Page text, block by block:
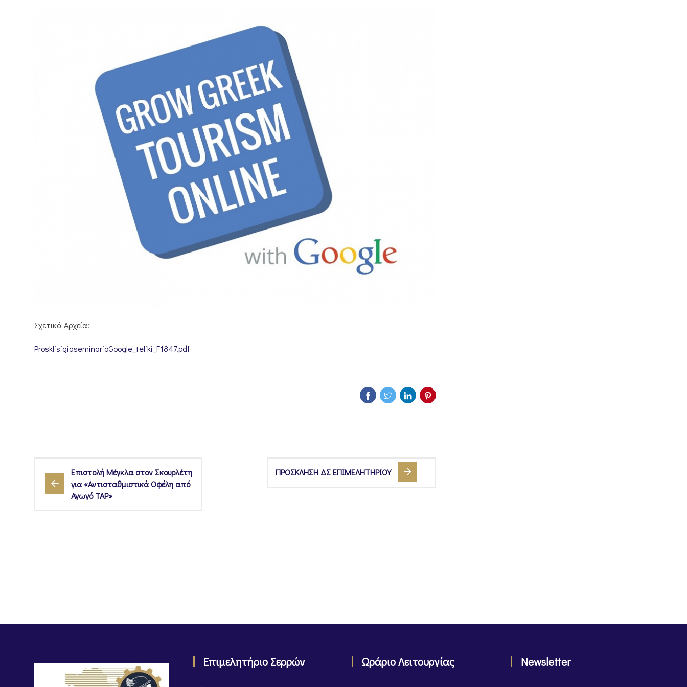
Σχετικά Αρχεία:
ProsklisigiaseminarioGoogle_teliki_F1847.pdf
Επιστολή Μέγκλα στον Σκουρλέτη
για «Αντισταθμιστικά Οφέλη από
Αγωγό TAP»
ΠΡΟΣΚΛΗΣΗ ΔΣ ΕΠΙΜΕΛΗΤΗΡΙΟΥ
Επιμελητήριο Σερρών Ωράριο Λειτουργίας Newsletter